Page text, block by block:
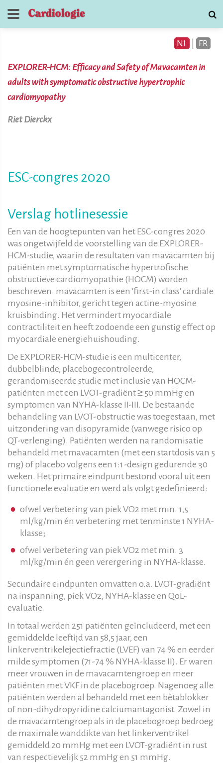
NL FR
EXPLORER-HCM: Efficacy and Safety of Mavacamten in
adults with symptomatic obstructive hypertrophic
cardiomyopathy
Riet Dierckx
ESC-congres 2020
Verslag hotlinesessie
Een van de hoogtepunten van het ESC-congres 2020
was ongetwijfeld de voorstelling van de EXPLORER-
HCM-studie, waarin de resultaten van mavacamten bij
patiënten met symptomatische hypertrofische
obstructieve cardiomyopathie (HOCM) worden
beschreven. mavacamten is een 'first-in class' cardiale
myosine-inhibitor, gericht tegen actine-myosine
kruisbinding. Het vermindert myocardiale
contractiliteit en heeft zodoende een gunstig effect op
myocardiale energiehuishouding.
De EXPLORER-HCM-studie is een multicenter,
dubbelblinde, placebogecontroleerde,
gerandomiseerde studie met inclusie van HOCM-
patiënten met een LVOT-gradiënt ≥ 50 mmHg en
symptomen van NYHA-klasse II-III. De bestaande
behandeling van LVOT-obstructie was toegestaan, met
uitzondering van disopyramide (vanwege risico op
QT-verlenging). Patiënten werden na randomisatie
behandeld met mavacamten (met een startdosis van 5
mg) of placebo volgens een 1:1-design gedurende 30
weken. Het primaire eindpunt bestond vooral uit een
functionele evaluatie en werd als volgt gedefinieerd:
ofwel verbetering van piek VO2 met min. 1,5
ml/kg/min én verbetering met tenminste 1 NYHA-
klasse;
ofwel verbetering van piek VO2 met min. 3
ml/kg/min én geen verergering in NYHA-klasse.
Secundaire eindpunten omvatten o.a. LVOT-gradiënt
na inspanning, piek VO2, NYHA-klasse en QoL-
evaluatie.
In totaal werden 251 patiënten geïncludeerd, met een
gemiddelde leeftijd van 58,5 jaar, een
linkerventrikelejectiefractie (LVEF) van 74 % en eerder
milde symptomen (71-74 % NYHA-klasse II). Er waren
meer vrouwen in de mavacamtengroep en meer
patiënten met VKF in de placebogroep. Nagenoeg alle
patiënten werden al behandeld met een bètablokker
of non-dihydropyridine calciumantagonist. Zowel in
de mavacamtengroep als in de placebogroep bedroeg
de maximale wanddikte van het linkerventrikel
gemiddeld 20 mmHg met een LVOT-gradiënt in rust
van respectievelijk 52 mmHg en 51 mmHg.